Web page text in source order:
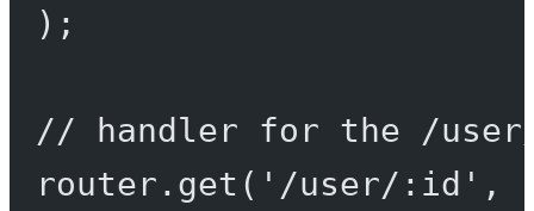
);
// handler for the /
router. get ( '/user/:id' ,